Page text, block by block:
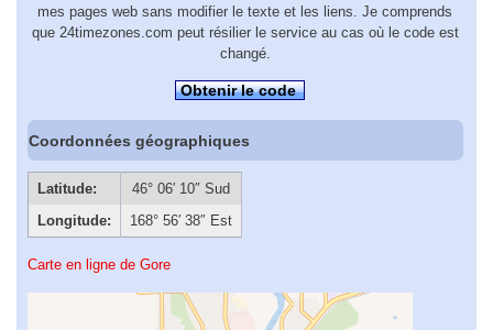
mes pages web sans modifier le texte et les liens. Je comprends
que 24timezones.com peut résilier le service au cas où le code est
changé.
Obtenir le code
Coordonnées géographiques
Latitude:
46° 06′ 10″ Sud
Longitude:
168° 56′ 38″ Est
Carte en ligne de Gore